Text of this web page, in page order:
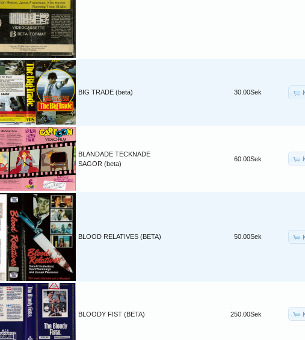
BIG TRADE (beta) 30.00Sek
BLANDADE TECKNADE
SAGOR (beta)
60.00Sek
BLOOD RELATIVES (BETA) 50.00Sek
BLOODY FIST (BETA) 250.00Sek